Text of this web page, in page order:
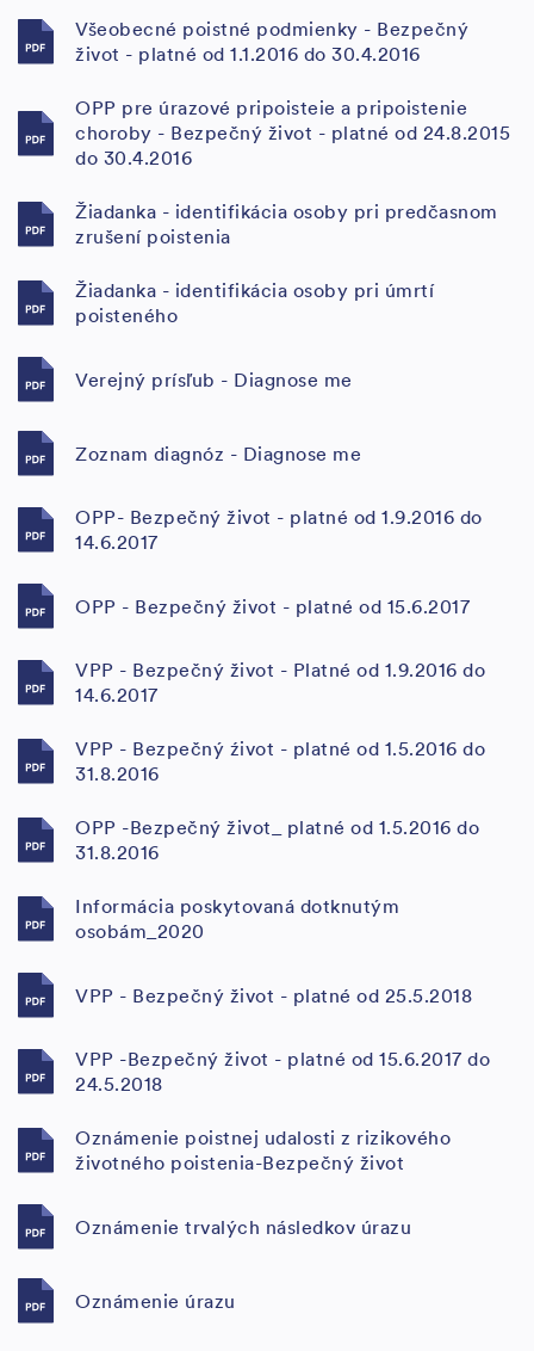
Všeobecné poistné podmienky - Bezpečný
život - platné od 1.1.2016 do 30.4.2016
OPP pre úrazové pripoisteie a pripoistenie
choroby - Bezpečný život - platné od 24.8.2015
do 30.4.2016
Žiadanka - identifikácia osoby pri predčasnom
zrušení poistenia
Žiadanka - identifikácia osoby pri úmrtí
poisteného
Verejný prísľub - Diagnose me
Zoznam diagnóz - Diagnose me
OPP- Bezpečný život - platné od 1.9.2016 do
14.6.2017
OPP - Bezpečný život - platné od 15.6.2017
VPP - Bezpečný život - Platné od 1.9.2016 do
14.6.2017
VPP - Bezpečný źivot - platné od 1.5.2016 do
31.8.2016
OPP -Bezpečný život_ platné od 1.5.2016 do
31.8.2016
Informácia poskytovaná dotknutým
osobám_2020
VPP - Bezpečný život - platné od 25.5.2018
VPP -Bezpečný život - platné od 15.6.2017 do
24.5.2018
Oznámenie poistnej udalosti z rizikového
životného poistenia-Bezpečný život
Oznámenie trvalých následkov úrazu
Oznámenie úrazu